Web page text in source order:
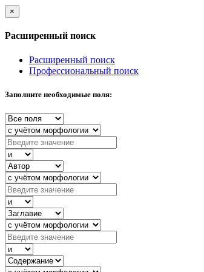
×
Расширенный поиск
Расширенный поиск
Профессиональный поиск
Заполните необходимые поля: